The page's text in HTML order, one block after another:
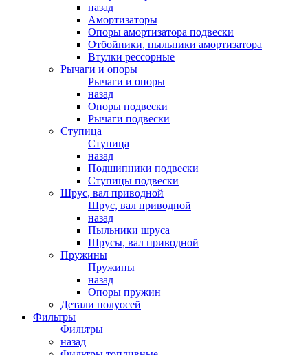
назад
Амортизаторы
Опоры амортизатора подвески
Отбойники, пыльники амортизатора
Втулки рессорные
Рычаги и опоры
Рычаги и опоры
назад
Опоры подвески
Рычаги подвески
Ступица
Ступица
назад
Подшипники подвески
Ступицы подвески
Шрус, вал приводной
Шрус, вал приводной
назад
Пыльники шруса
Шрусы, вал приводной
Пружины
Пружины
назад
Опоры пружин
Детали полуосей
Фильтры
Фильтры
назад